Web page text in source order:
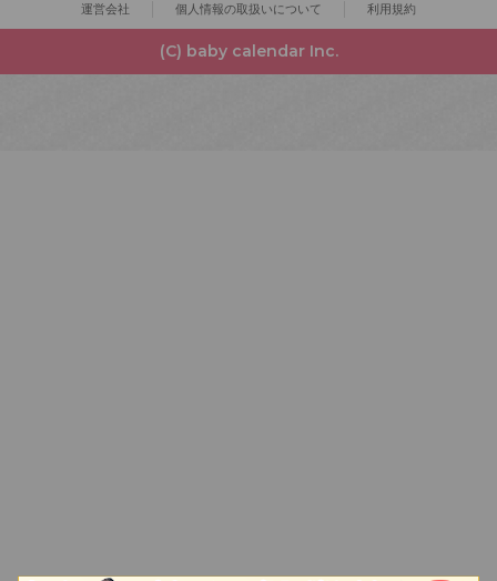
運営会社 個人情報の取扱いについて 利用規約
(C) baby calendar Inc.